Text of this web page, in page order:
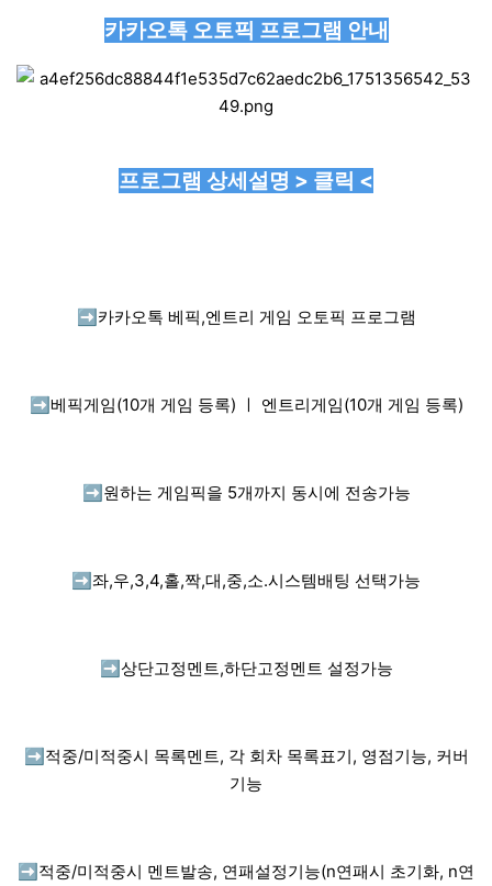
카카오톡 오토픽 프로그램 안내
프로그램 상세설명 > 클릭 <
➡️ 카카오톡 베픽,엔트리 게임 오토픽 프로그램
➡️ 베픽게임(10개 게임 등록) ㅣ 엔트리게임(10개 게임 등록)
➡️ 원하는 게임픽을 5개까지 동시에 전송가능
➡️ 좌,우,3,4,홀,짝,대,중,소.시스템배팅 선택가능
➡️ 상단고정멘트,하단고정멘트 설정가능
➡️ 적중/미적중시 목록멘트, 각 회차 목록표기, 영점기능, 커버
기능
➡️ 적중/미적중시 멘트발송, 연패설정기능(n연패시 초기화, n연